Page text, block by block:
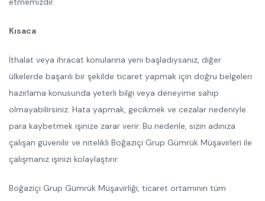
Kısaca
İthalat veya ihracat konularına yeni başladıysanız, diğer
ülkelerde başarılı bir şekilde ticaret yapmak için doğru belgeleri
hazırlama konusunda yeterli bilgi veya deneyime sahip
olmayabilirsiniz. Hata yapmak, gecikmek ve cezalar nedeniyle
para kaybetmek işinize zarar verir. Bu nedenle, sizin adınıza
çalışan güvenilir ve nitelikli Boğaziçi Grup Gümrük Müşavirleri ile
çalışmanız işinizi kolaylaştırır.
Boğaziçi Grup Gümrük Müşavirliği, ticaret ortamının tüm